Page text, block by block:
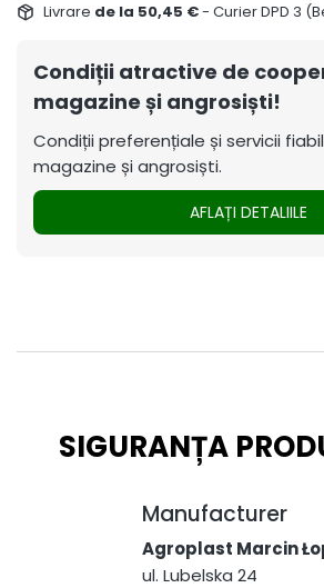
Livrare de la 50,45 €- Curier DPD 3
Condiții atractive de
magazine și angrosiști!
Condiții preferențiale și servicii
magazine și angrosiști.
AFLAȚI DETALIILE
SIGURANȚA
Manufacturer
Agroplast Marcin
ul. Lubelska 24